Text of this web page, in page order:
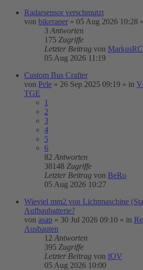
Radarsensor verschmutzt
von bikeraper » 05 Aug 2026 10:28
3 Antworten
175 Zugriffe
Letzter Beitrag von MarkusRC
05 Aug 2026 11:19
Custom Bus Crafter
von Pele » 26 Sep 2025 09:19 » in
TGE
1
2
3
4
5
6
82 Antworten
38148 Zugriffe
Letzter Beitrag von BeRo
05 Aug 2026 10:27
Wieviel mm2 von Lichtmaschine
Aufbaubatterie?
von asap » 30 Jul 2026 09:10 » in
Ausbauten
12 Antworten
395 Zugriffe
Letzter Beitrag von fOV
05 Aug 2026 10:00